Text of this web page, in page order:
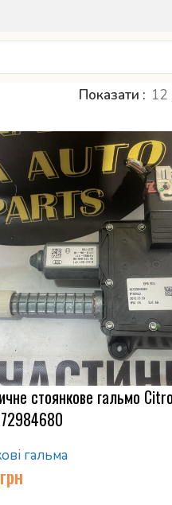
Показати 12
стоянкове гальмо
гальма
грн